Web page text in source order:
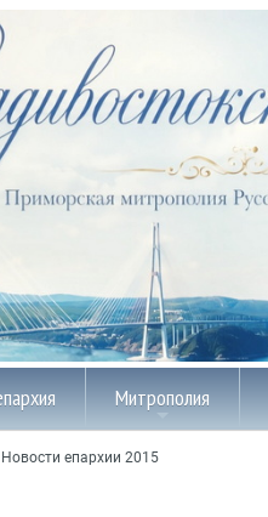
Митрополия
Новости епархии 2015